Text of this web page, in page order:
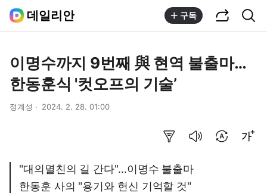
데일리안 구독
이명수까지 9번째 與 현역 불출마…
한동훈식 '컷오프의 기술’
정계성 2024. 2. 28. 01:00
"대의멸친의 길 간다"…이명수 불출마
한동훈 사의 "용기와 헌신 기억할 것"